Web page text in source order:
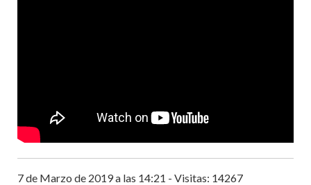
7 de Marzo de 2019 a las 14:21 - Visitas: 14267